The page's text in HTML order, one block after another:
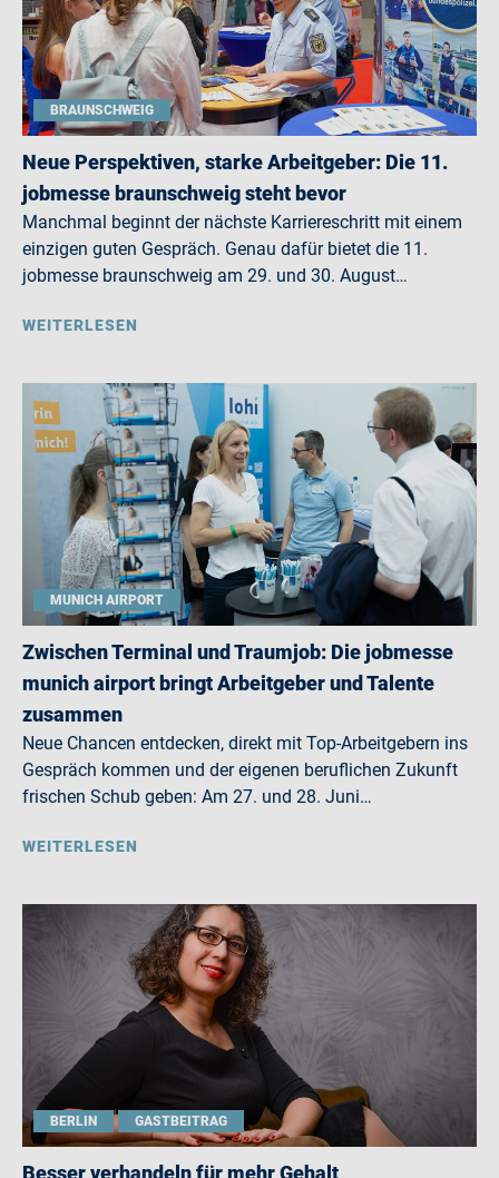
BRAUNSCHWEIG
Neue Perspektiven, starke Arbeitgeber: Die 11.
jobmesse braunschweig steht bevor
Manchmal beginnt der nächste Karriereschritt mit einem
einzigen guten Gespräch. Genau dafür bietet die 11.
jobmesse braunschweig am 29. und 30. August…
WEITERLESEN
MUNICH AIRPORT
Zwischen Terminal und Traumjob: Die jobmesse
munich airport bringt Arbeitgeber und Talente
zusammen
Neue Chancen entdecken, direkt mit Top-Arbeitgebern ins
Gespräch kommen und der eigenen beruflichen Zukunft
frischen Schub geben: Am 27. und 28. Juni…
WEITERLESEN
BERLIN GASTBEITRAG
Besser verhandeln für mehr Gehalt